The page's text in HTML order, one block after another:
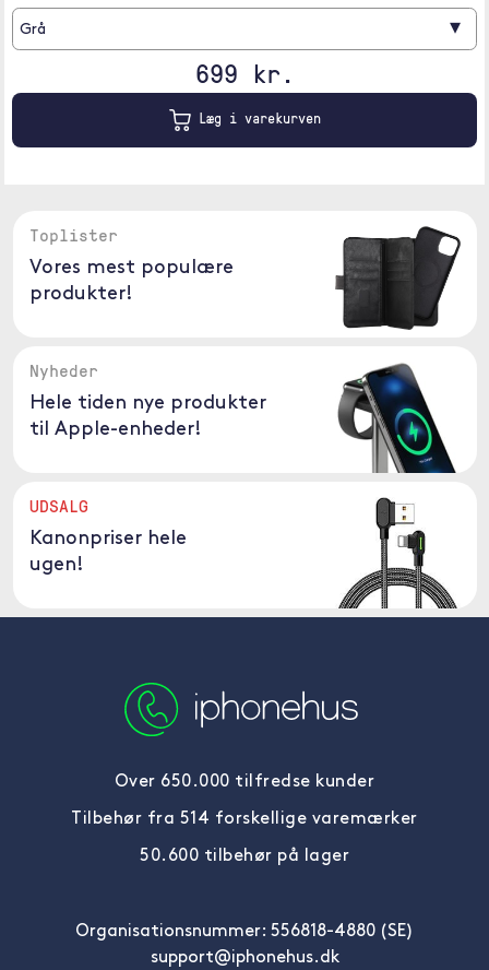
Grå ▾
699 kr.
Læg i varekurven
Toplister
Vores mest populære
produkter!
Nyheder
Hele tiden nye produkter
til Apple-enheder!
UDSALG
Kanonpriser hele
ugen!
Over 650.000 tilfredse kunder
Tilbehør fra 514 forskellige varemærker
50.600 tilbehør på lager
Organisationsnummer: 556818-4880 (SE)
support@iphonehus.dk